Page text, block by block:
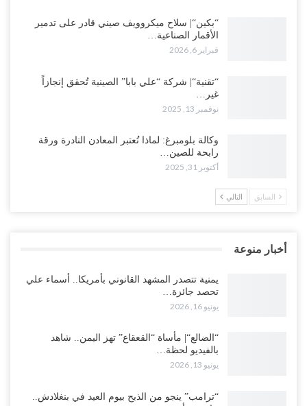
“بكين“| سلاح ميكروويف صيني قادر على تدمير
الأقمار الصناعية…
فبراير 6, 2026
“تقنية“| شركة “علي بابا” الصينية تُحقق إنجازاً
غير…
نوفمبر 13, 2025
وكالة بلومبرغ: لماذا تُعتبر المعادن النادرة ورقة
رابحة للصين…
أكتوبر 31, 2025
السابق التالي
أخبار منوعة
يمنية تتصدر المشهد القانوني بأمريكا.. أسماء علي
تحصد جائزة…
يونيو 16, 2026
“الضالع“| مأساة “القعقاع” تهز اليمن.. شاهد
بالفيديو لحظة…
يونيو 13, 2026
“ترامب” ينجو من الذبح بيوم العيد في بنغلادش..